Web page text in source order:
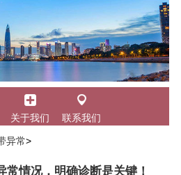
关于我们 联系我们
异常>
常情况，明确诊断是关键！